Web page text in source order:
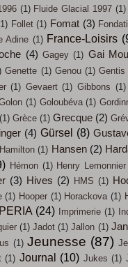
(1) Fluide Glacial 1997 (1)
Follet (1) Fomat (3)
Adine (1) France-Loisirs
(4) Gagey (1) Gai
Genette (1) Genou (1) Gentis
(1) Gevaert (1) Gibbons (1)
(1) Goloubéva (1)
(1) Grèce (1) Grecque (2)
(4) Gürsel (8)
Hamilton (1) Hansen (2)
Hémon (1) Henry Lemonnier
(3) Hives (2) HMS (1)
(1) Hooper (1) Horackova (1)
(24) Imprimerie (1)
(1) Jadot (1) Jallon (1)
(1) Jeunesse (87)
(1) Journal (10) Jukes (1)